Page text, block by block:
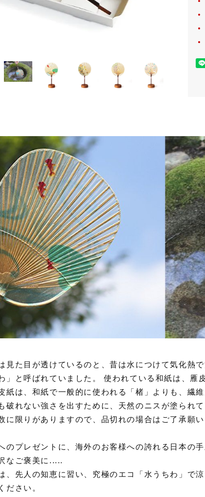
見た目が透けているのと、昔は水につけて気化熱
」と呼ばれていました。 使われている和紙は、
紙は、和紙で一般的に使われる「楮」よりも、繊
破れない強さを出すために、天然のニスが塗られ
に限りがありますので、品切れの場合はご了承願
のプレゼントに、海外のお客様への誇れる日本の
なご褒美に.....
、先人の知恵に習い、究極のエコ「水うちわ」で
ださい。